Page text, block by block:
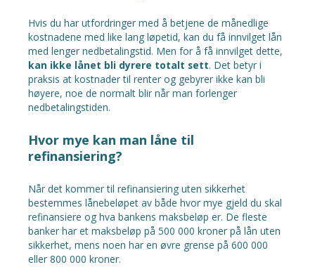
Hvis du har utfordringer med å betjene de månedlige
kostnadene med like lang løpetid, kan du få innvilget lån
med lenger nedbetalingstid. Men for å få innvilget dette,
kan ikke lånet bli dyrere totalt sett. Det betyr i
praksis at kostnader til renter og gebyrer ikke kan bli
høyere, noe de normalt blir når man forlenger
nedbetalingstiden.
Hvor mye kan man låne til
refinansiering?
Når det kommer til refinansiering uten sikkerhet
bestemmes lånebeløpet av både hvor mye gjeld du skal
refinansiere og hva bankens maksbeløp er. De fleste
banker har et maksbeløp på 500 000 kroner på lån uten
sikkerhet, mens noen har en øvre grense på 600 000
eller 800 000 kroner.